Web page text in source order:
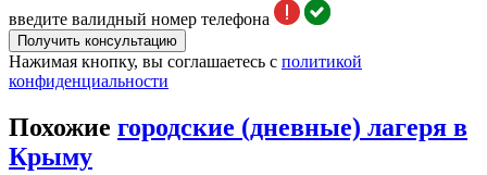
введите валидный номер телефона
Получить консультацию
Нажимая кнопку, вы соглашаетесь с политикой
конфиденциальности
Похожие городские (дневные) лагеря в
Крыму